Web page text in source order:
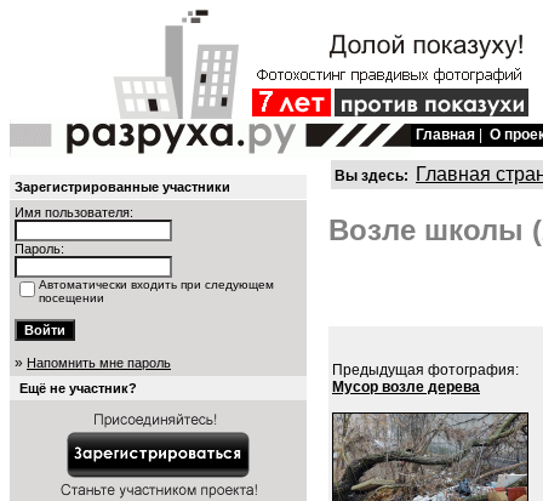
Главная О
Зарегистрированные участники
Имя пользователя:
Пароль:
Автоматически входить при следующем
посещении
» Напомнить мне пароль
Ещё не участник?
Вы здесь: Главная
Возле школы
Предыдущая фотография:
Мусор возле дерева